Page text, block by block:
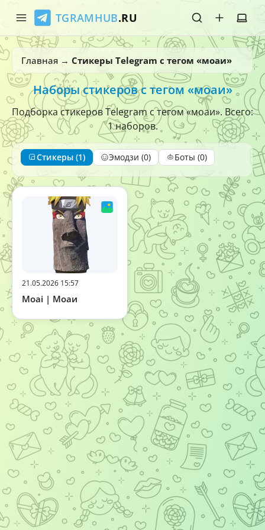
TGRAMHUB.RU
Главная
Стикеры
Эмодзи
Боты
О нас
Главная → Стикеры Telegram с тегом «моаи»
Наборы стикеров с тегом «моаи»
Подборка стикеров Telegram с тегом «моаи». Всего:
1 наборов.
Стикеры (1) Эмодзи (0) Боты (0)
21.05.2026 15:57
Moai | Моаи